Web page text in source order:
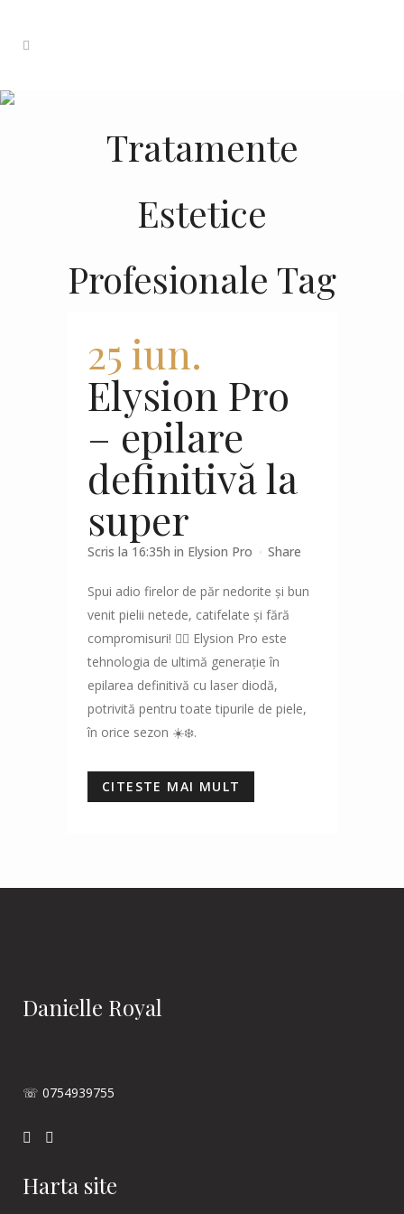
Tratamente
Estetice
Profesionale Tag
25 iun.
Elysion Pro
– epilare
definitivă la
super
Scris la 16:35h in Elysion Pro Share
Spui adio firelor de păr nedorite și bun
venit pielii netede, catifelate și fără
compromisuri! 💁‍♀️ Elysion Pro este
tehnologia de ultimă generație în
epilarea definitivă cu laser diodă,
potrivită pentru toate tipurile de piele,
în orice sezon ☀️❄️.
CITESTE MAI MULT
Danielle Royal
☏ 0754939755
Harta site